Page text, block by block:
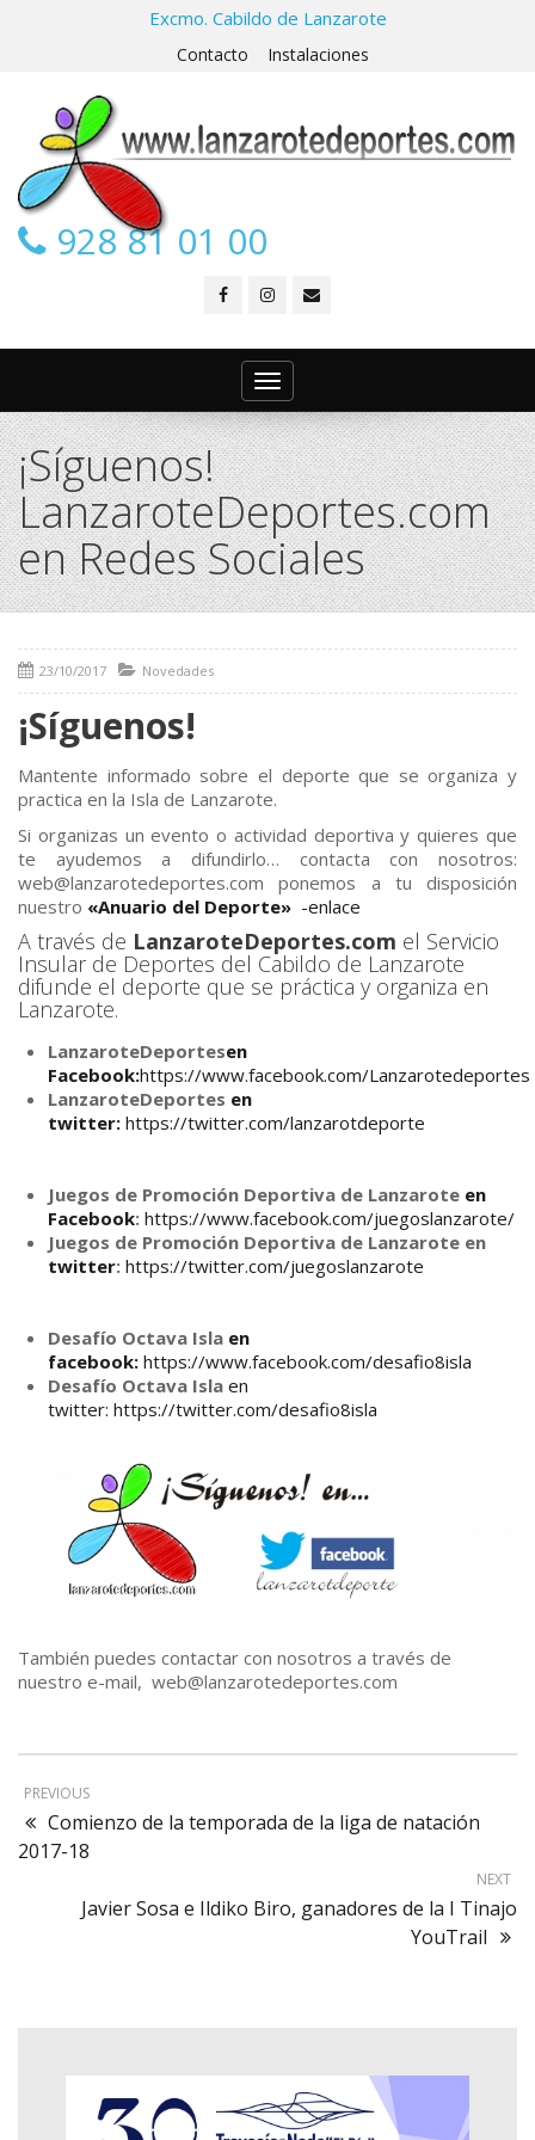
Excmo. Cabildo de Lanzarote
Contacto Instalaciones
928 81 01 00
Toggle
navigation
¡Síguenos!
LanzaroteDeportes.com
en Redes Sociales
23/10/2017 Novedades
¡Síguenos!
Mantente informado sobre el deporte que se organiza y
practica en la Isla de Lanzarote.
Si organizas un evento o actividad deportiva y quieres que
te ayudemos a difundirlo… contacta con nosotros:
web@lanzarotedeportes.com ponemos a tu disposición
nuestro «Anuario del Deporte» -enlace
A través de LanzaroteDeportes.com el Servicio
Insular de Deportes del Cabildo de Lanzarote
difunde el deporte que se práctica y organiza en
Lanzarote.
LanzaroteDeportesen
Facebook:https://www.facebook.com/Lanzarotedeportes
LanzaroteDeportes en
twitter: https://twitter.com/lanzarotdeporte
Juegos de Promoción Deportiva de Lanzarote en
Facebook: https://www.facebook.com/juegoslanzarote/
Juegos de Promoción Deportiva de Lanzarote en
twitter: https://twitter.com/juegoslanzarote
Desafío Octava Isla en
facebook: https://www.facebook.com/desafio8isla
Desafío Octava Isla en
twitter: https://twitter.com/desafio8isla
También puedes contactar con nosotros a través de
nuestro e-mail, web@lanzarotedeportes.com
PREVIOUS
Comienzo de la temporada de la liga de natación
2017-18
NEXT
Javier Sosa e Ildiko Biro, ganadores de la I Tinajo
YouTrail